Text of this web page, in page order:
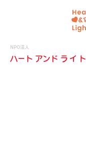
NPO法人
​ハート アンド ライト